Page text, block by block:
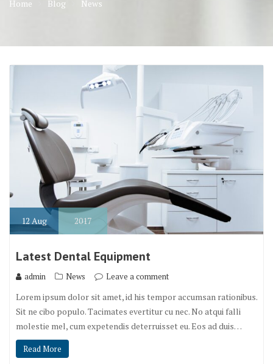
Home Blog News
12 Aug 2017
Latest Dental Equipment
admin News Leave a comment
Lorem ipsum dolor sit amet, id his tempor accumsan rationibus.
Sit ne cibo populo. Tacimates evertitur cu nec. No atqui falli
molestie mel, cum expetendis deterruisset eu. Eos ad duis…
Read More